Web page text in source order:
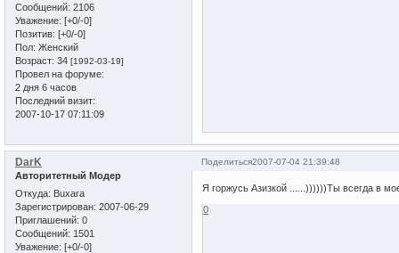
Сообщений: 2106
Уважение: [+0/-0]
Позитив: [+0/-0]
Пол: Женский
Возраст: 34 [1992-03-19]
Провел на форуме:
2 дня 6 часов
Последний визит:
2007-10-17 07:11:09
Поделиться2007-07-04 21:39:48
DarK
Авторитетный Модер
Откуда: Buxara
Зарегистрирован: 2007-06-29
Приглашений: 0
Сообщений: 1501
Уважение: [+0/-0]
Я горжусь Азизкой ......))))))Ты всегда в
0